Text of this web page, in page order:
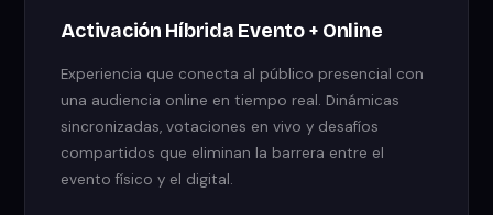
Activación Híbrida Evento + Online
Experiencia que conecta al público presencial con
una audiencia online en tiempo real. Dinámicas
sincronizadas, votaciones en vivo y desafíos
compartidos que eliminan la barrera entre el
evento físico y el digital.